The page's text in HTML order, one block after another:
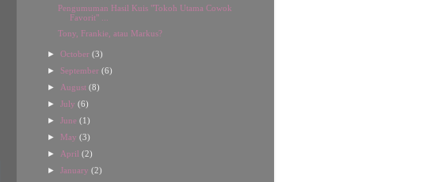
Pengumuman Hasil Kuis "Tokoh Utama Cowok
Favorit" ...
Tony, Frankie, atau Markus?
► October (3)
► September (6)
► August (8)
► July (6)
► June (1)
► May (3)
► April (2)
► January (2)